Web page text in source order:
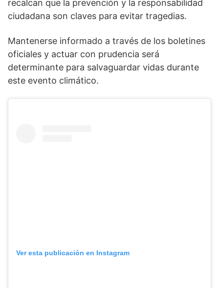
recalcan que la prevención y la responsabilidad
ciudadana son claves para evitar tragedias.
Mantenerse informado a través de los boletines
oficiales y actuar con prudencia será
determinante para salvaguardar vidas durante
este evento climático.
Ver esta publicación en Instagram